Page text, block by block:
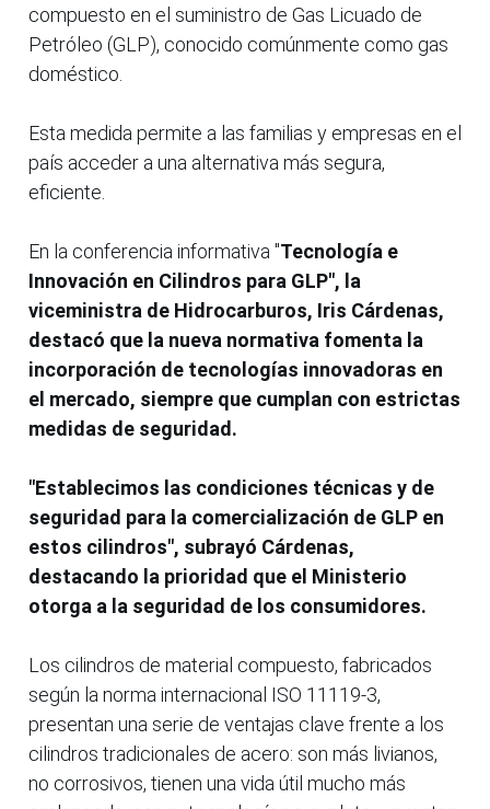
compuesto en el suministro de Gas Licuado de
Petróleo (GLP), conocido comúnmente como gas
doméstico.
Esta medida permite a las familias y empresas en el
país acceder a una alternativa más segura,
eficiente.
En la conferencia informativa "Tecnología e
Innovación en Cilindros para GLP", la
viceministra de Hidrocarburos, Iris Cárdenas,
destacó que la nueva normativa fomenta la
incorporación de tecnologías innovadoras en
el mercado, siempre que cumplan con estrictas
medidas de seguridad.
"Establecimos las condiciones técnicas y de
seguridad para la comercialización de GLP en
estos cilindros", subrayó Cárdenas,
destacando la prioridad que el Ministerio
otorga a la seguridad de los consumidores.
Los cilindros de material compuesto, fabricados
según la norma internacional ISO 11119-3,
presentan una serie de ventajas clave frente a los
cilindros tradicionales de acero: son más livianos,
no corrosivos, tienen una vida útil mucho más